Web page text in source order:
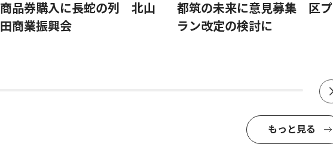
商品券購入に長蛇の列 北山
田商業振興会
都筑の未来に意見募集 区プ
ラン改定の検討に
もっと見る